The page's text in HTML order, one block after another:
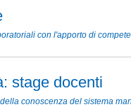
con l'apporto di
stage docenti
conoscenza del sistema